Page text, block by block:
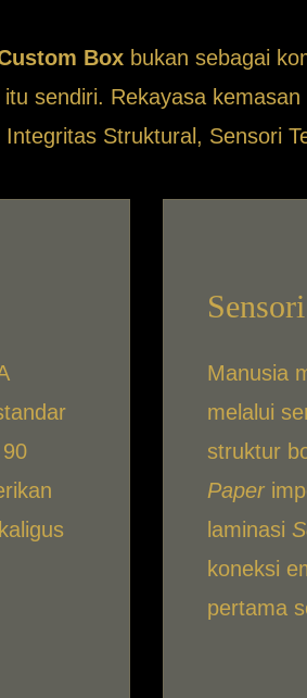
Box bukan sebagai
sendiri. Rekayasa
Struktural, Sensori
Manusia
melalui
struktur
Paper
laminasi
koneksi
pertama